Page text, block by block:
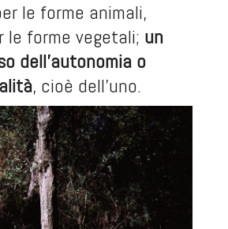
le forme animali,
le forme vegetali; un
dell’autonomia o
, cioè dell’uno.